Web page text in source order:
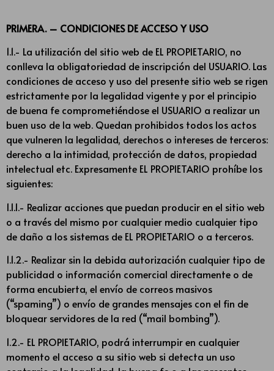
PRIMERA. – CONDICIONES DE ACCESO Y USO
1.1.- La utilización del sitio web de EL PROPIETARIO, no
conlleva la obligatoriedad de inscripción del USUARIO. Las
condiciones de acceso y uso del presente sitio web se rigen
estrictamente por la legalidad vigente y por el principio
de buena fe comprometiéndose el USUARIO a realizar un
buen uso de la web. Quedan prohibidos todos los actos
que vulneren la legalidad, derechos o intereses de terceros:
derecho a la intimidad, protección de datos, propiedad
intelectual etc. Expresamente EL PROPIETARIO prohíbe los
siguientes:
1.1.1.- Realizar acciones que puedan producir en el sitio web
o a través del mismo por cualquier medio cualquier tipo
de daño a los sistemas de EL PROPIETARIO o a terceros.
1.1.2.- Realizar sin la debida autorización cualquier tipo de
publicidad o información comercial directamente o de
forma encubierta, el envío de correos masivos
(“spaming”) o envío de grandes mensajes con el fin de
bloquear servidores de la red (“mail bombing”).
1.2.- EL PROPIETARIO, podrá interrumpir en cualquier
momento el acceso a su sitio web si detecta un uso